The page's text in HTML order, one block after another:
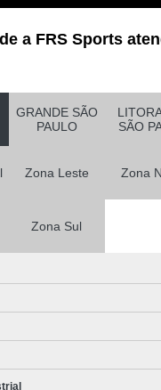
a FRS Sports
GRANDE SÃO
PAULO
SÃO
Zona Leste Zona
Zona Sul